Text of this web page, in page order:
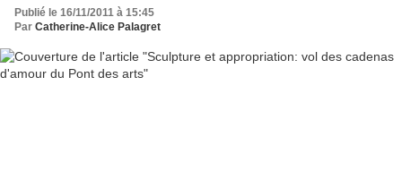
Publié le 16/11/2011 à 15:45
Par Catherine-Alice Palagret